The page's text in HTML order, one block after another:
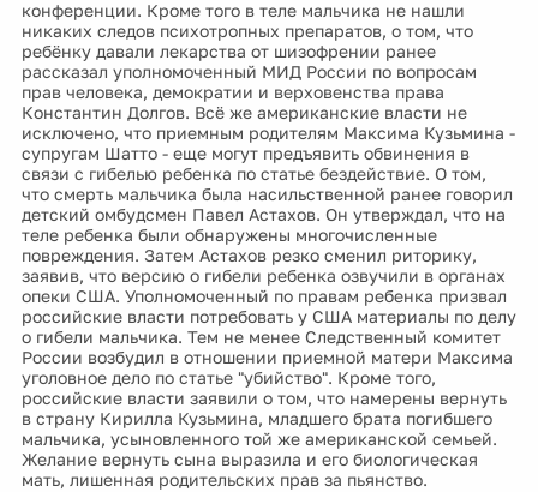
конференции. Кроме того в теле мальчика не нашли
никаких следов психотропных препаратов, о том, что
ребёнку давали лекарства от шизофрении ранее
рассказал уполномоченный МИД России по вопросам
прав человека, демократии и верховенства права
Константин Долгов. Всё же американские власти не
исключено, что приемным родителям Максима Кузьмина -
супругам Шатто - еще могут предъявить обвинения в
связи с гибелью ребенка по статье бездействие. О том,
что смерть мальчика была насильственной ранее говорил
детский омбудсмен Павел Астахов. Он утверждал, что на
теле ребенка были обнаружены многочисленные
повреждения. Затем Астахов резко сменил риторику,
заявив, что версию о гибели ребенка озвучили в органах
опеки США. Уполномоченный по правам ребенка призвал
российские власти потребовать у США материалы по делу
о гибели мальчика. Тем не менее Следственный комитет
России возбудил в отношении приемной матери Максима
уголовное дело по статье "убийство". Кроме того,
российские власти заявили о том, что намерены вернуть
в страну Кирилла Кузьмина, младшего брата погибшего
мальчика, усыновленного той же американской семьей.
Желание вернуть сына выразила и его биологическая
мать, лишенная родительских прав за пьянство.